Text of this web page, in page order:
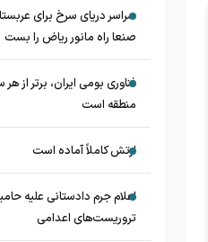
سراسر دریای سرخ برای
صنعا راه مانور ریاض را بست
فناوری بومی ایران، برتر از هر
منطقه است
ارتش کاملاً آماده است
اعلام جرم دادستانی علیه
تروریست‌های اعدامی